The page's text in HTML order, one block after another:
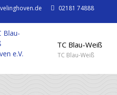
02181 74888
TC Blau-Weiß
TC Blau-Weiß